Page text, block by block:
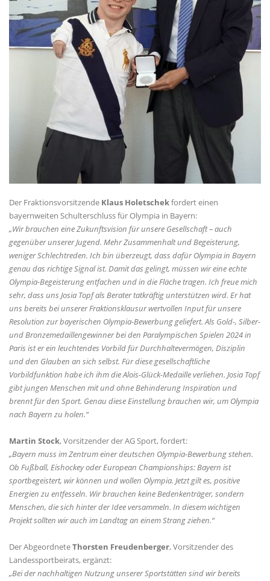
Der Fraktionsvorsitzende Klaus Holetschekfordert einen
bayernweiten Schulterschluss für Olympia in Bayern:
Wir brauchen eine Zukunftsvision für unsere Gesellschaft – auch
gegenüber unserer Jugend. Mehr Zusammenhalt und Begeisterung,
weniger Schlechtreden. Ich bin überzeugt, dass dafür Olympia in Bayern
genau das richtige Signal ist. Damit das gelingt, müssen wir eine echte
Olympia-Begeisterung entfachen und in die Fläche tragen. Ich freue mich
sehr, dass uns Josia Topf als Berater tatkräftig unterstützen wird. Er hat
uns bereits bei unserer Fraktionsklausur wertvollen Input für unsere
Resolution zur bayerischen Olympia-Bewerbung geliefert. Als Gold-, Silber-
und Bronzemedaillengewinner bei den Paralympischen Spielen 2024 in
Paris ist er ein leuchtendes Vorbild für Durchhaltevermögen, Disziplin
und den Glauben an sich selbst. Für diese gesellschaftliche
Vorbildfunktion habe ich ihm die Alois-Glück-Medaille verliehen. Josia Topf
gibt jungen Menschen mit und ohne Behinderung Inspiration und
brennt für den Sport. Genau diese Einstellung brauchen wir, um Olympia
nach Bayern zu holen.“
Martin Stock, Vorsitzender der AG Sport, fordert:
Bayern muss im Zentrum einer deutschen Olympia-Bewerbung stehen.
Ob Fußball, Eishockey oder European Championships: Bayern ist
sportbegeistert, wir können und wollen Olympia. Jetzt gilt es, positive
Energien zu entfesseln. Wir brauchen keine Bedenkenträger, sondern
Menschen, die sich hinter der Idee versammeln. In diesem wichtigen
Projekt sollten wir auch im Landtag an einem Strang ziehen.“
Der AbgeordneteThorsten Freudenberger, Vorsitzender des
Landessportbeirats, ergänzt:
Bei der nachhaltigen Nutzung unserer Sportstätten sind wir bereits